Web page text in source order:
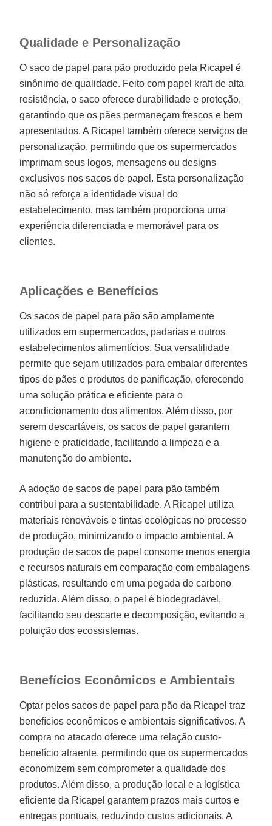
Qualidade e Personalização
O saco de papel para pão produzido pela Ricapel é
sinônimo de qualidade. Feito com papel kraft de alta
resistência, o saco oferece durabilidade e proteção,
garantindo que os pães permaneçam frescos e bem
apresentados. A Ricapel também oferece serviços de
personalização, permitindo que os supermercados
imprimam seus logos, mensagens ou designs
exclusivos nos sacos de papel. Esta personalização
não só reforça a identidade visual do
estabelecimento, mas também proporciona uma
experiência diferenciada e memorável para os
clientes.
Aplicações e Benefícios
Os sacos de papel para pão são amplamente
utilizados em supermercados, padarias e outros
estabelecimentos alimentícios. Sua versatilidade
permite que sejam utilizados para embalar diferentes
tipos de pães e produtos de panificação, oferecendo
uma solução prática e eficiente para o
acondicionamento dos alimentos. Além disso, por
serem descartáveis, os sacos de papel garantem
higiene e praticidade, facilitando a limpeza e a
manutenção do ambiente.
A adoção de sacos de papel para pão também
contribui para a sustentabilidade. A Ricapel utiliza
materiais renováveis e tintas ecológicas no processo
de produção, minimizando o impacto ambiental. A
produção de sacos de papel consome menos energia
e recursos naturais em comparação com embalagens
plásticas, resultando em uma pegada de carbono
reduzida. Além disso, o papel é biodegradável,
facilitando seu descarte e decomposição, evitando a
poluição dos ecossistemas.
Benefícios Econômicos e Ambientais
Optar pelos sacos de papel para pão da Ricapel traz
benefícios econômicos e ambientais significativos. A
compra no atacado oferece uma relação custo-
benefício atraente, permitindo que os supermercados
economizem sem comprometer a qualidade dos
produtos. Além disso, a produção local e a logística
eficiente da Ricapel garantem prazos mais curtos e
entregas pontuais, reduzindo custos adicionais. A